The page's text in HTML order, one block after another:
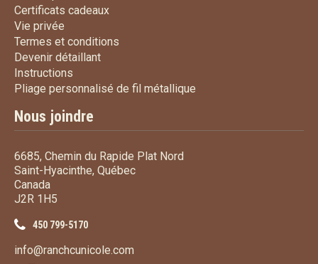
Certificats cadeauxCertificats cadeaux
Vie privée
Termes et conditions
Devenir détaillantDevenir détaillant
Instructions
Pliage personnalisé de fil métallique
Nous joindre
6685, Chemin du Rapide Plat Nord
Saint-Hyacinthe, Québec
Canada
J2R 1H5
450 799-5170
info@ranchcunicole.com